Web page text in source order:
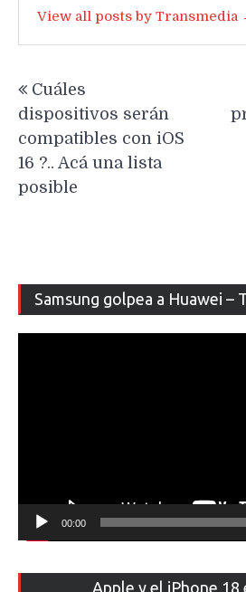
View all posts by Transmedia
de
entradas
Cuáles
dispositivos serán
compatibles con iOS
16 ?.. Acá una lista
posible
Samsung golpea a Huawei –
00:00
Apple y el iPhone